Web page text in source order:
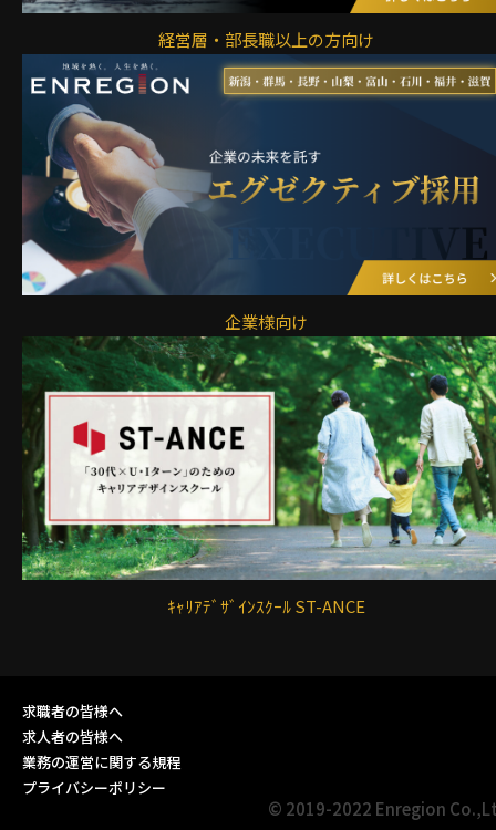
経営層・部長職以上の方向け
企業様向け
ｷｬﾘｱﾃﾞｻﾞｲﾝｽｸｰﾙ ST-ANCE
求職者の皆様へ
求人者の皆様へ
業務の運営に関する規程
プライバシーポリシー
© 2019-2022 Enregion